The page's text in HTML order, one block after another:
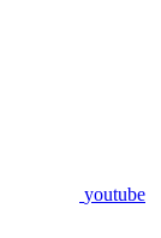
youtube